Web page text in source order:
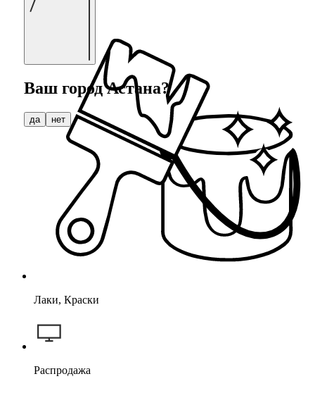
Лаки, Краски
Распродажа
Ваш городАстана?
да нет